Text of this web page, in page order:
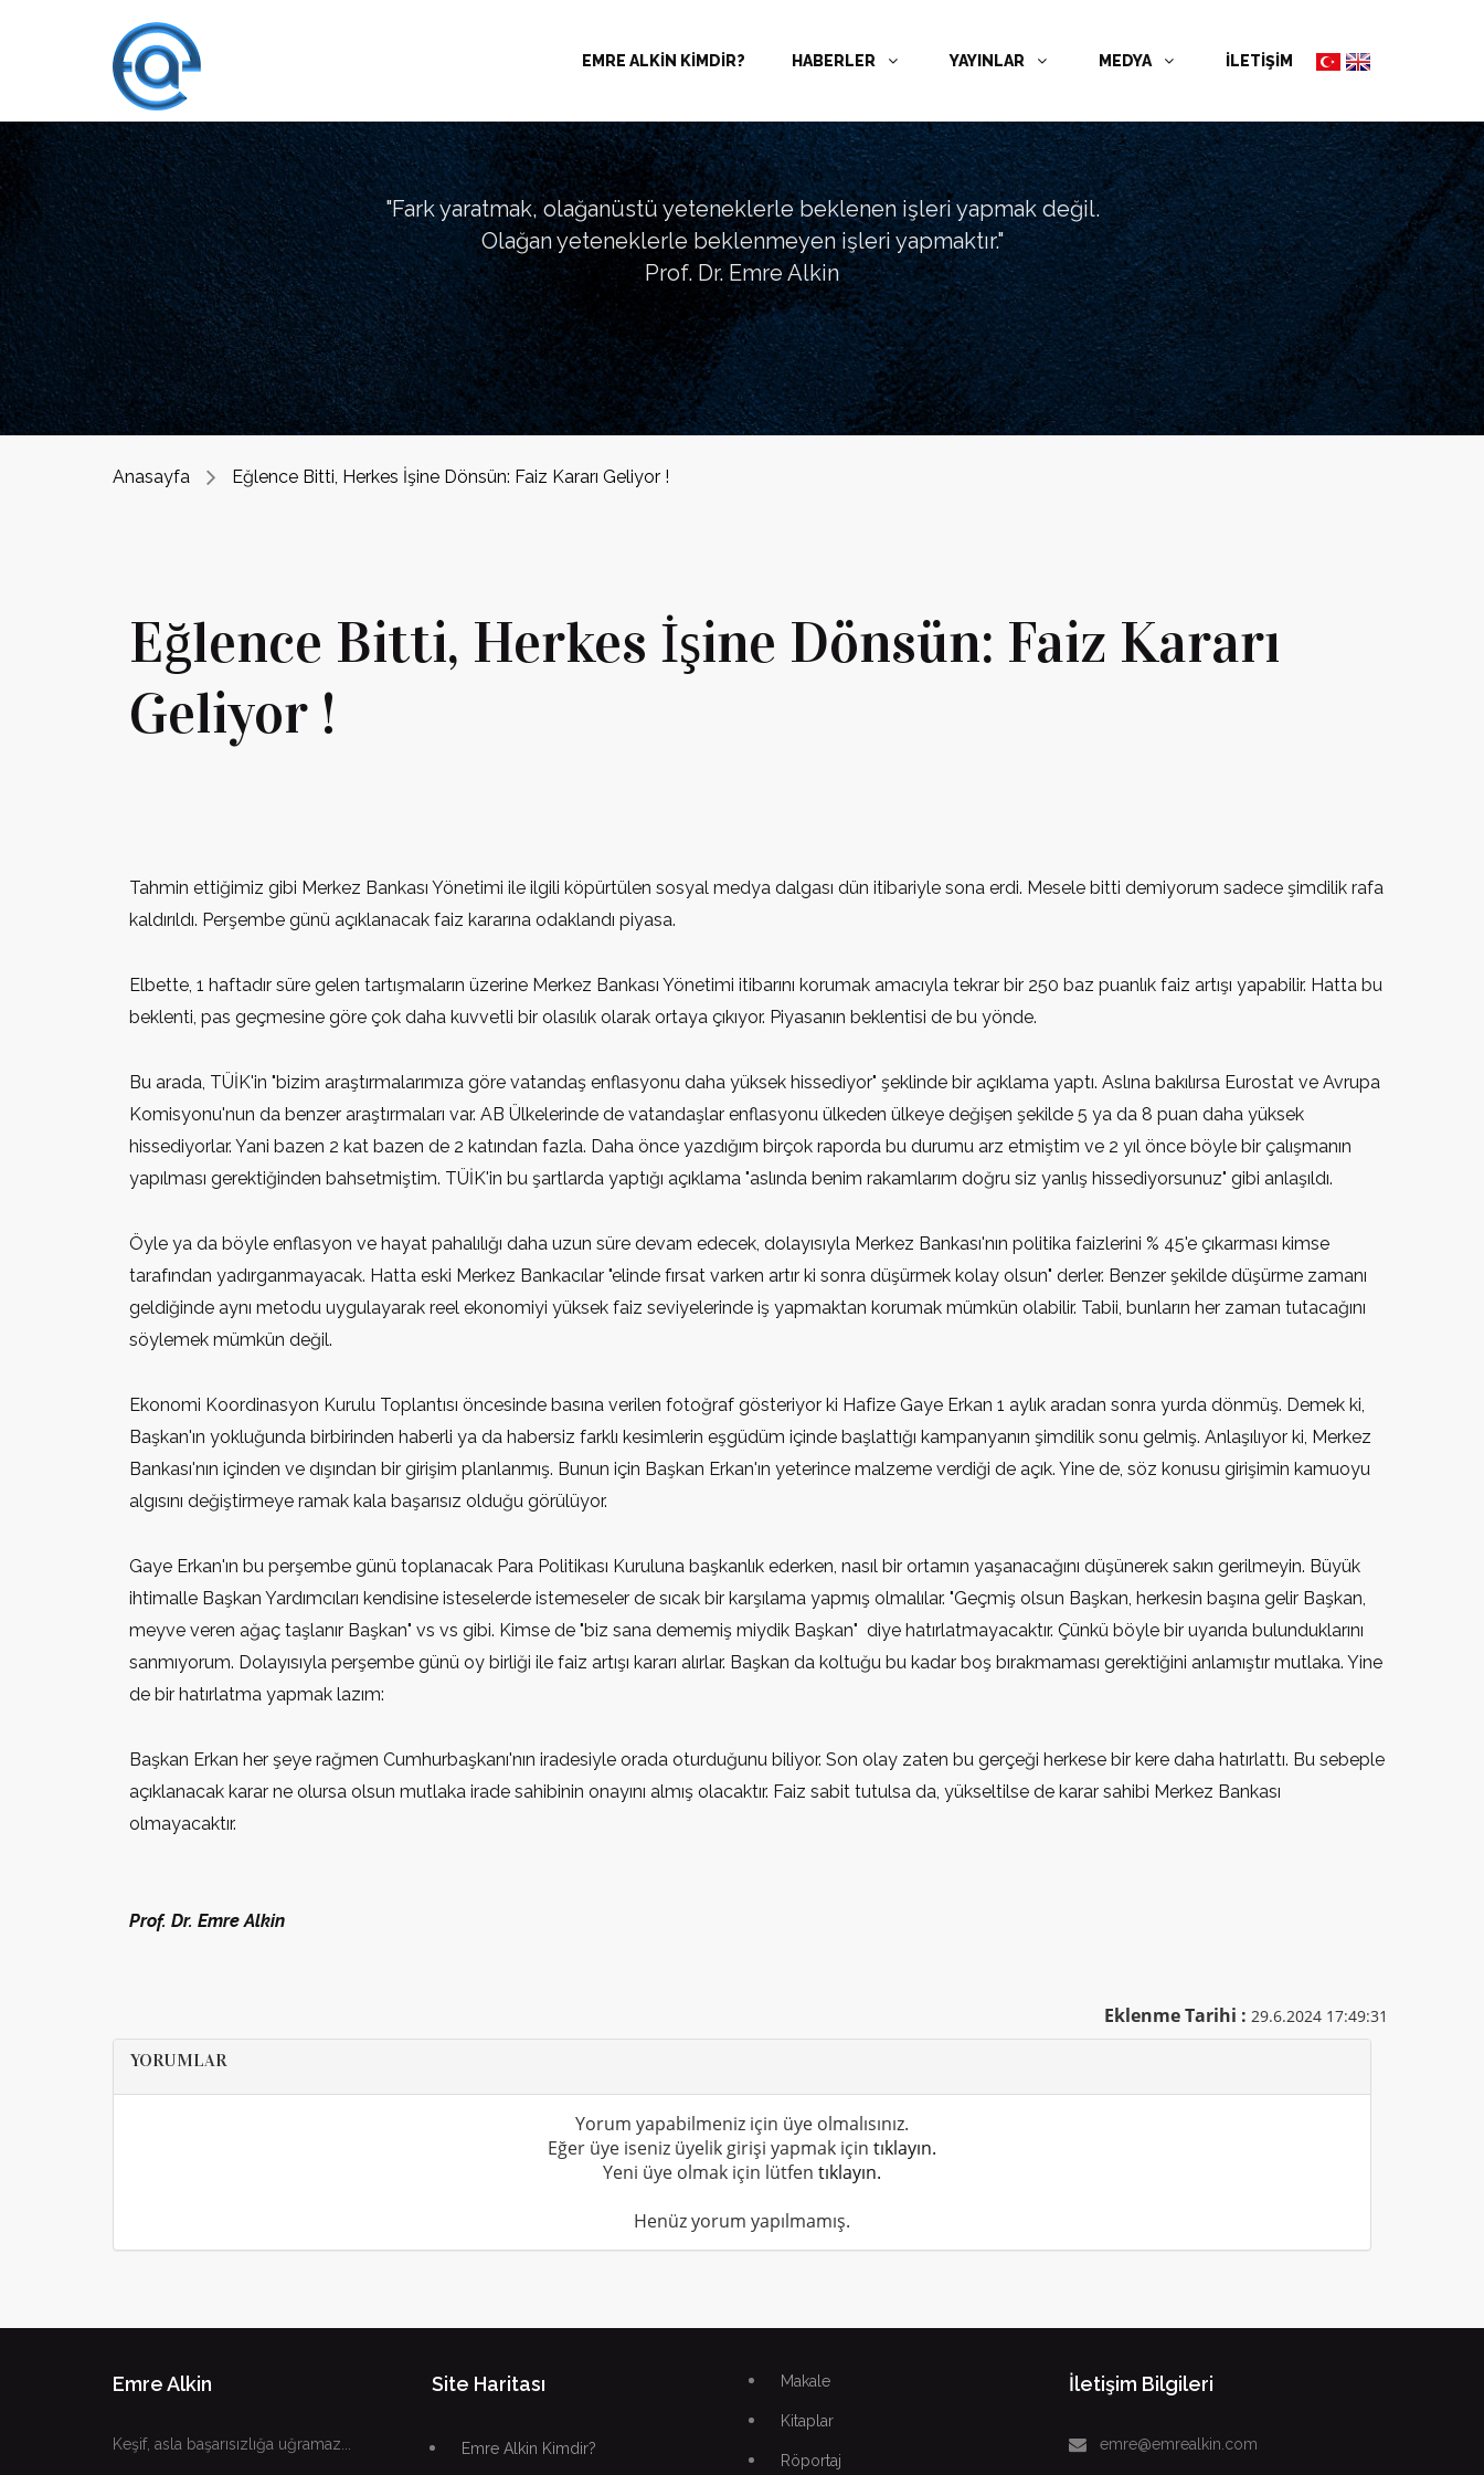
EMRE ALKİN KİMDİR? HABERLER YAYINLAR MEDYA İLETİŞİM
"Fark yaratmak, olağanüstü yeteneklerle beklenen işleri yapmak değil.
Olağan yeteneklerle beklenmeyen işleri yapmaktır."
Prof. Dr. Emre Alkin
Anasayfa Eğlence Bitti, Herkes İşine Dönsün: Faiz Kararı Geliyor !
Eğlence Bitti, Herkes İşine Dönsün: Faiz Kararı
Geliyor !
Tahmin ettiğimiz gibi Merkez Bankası Yönetimi ile ilgili köpürtülen sosyal medya dalgası dün itibariyle sona erdi. Mesele bitti demiyorum sadece şimdilik rafa
kaldırıldı. Perşembe günü açıklanacak faiz kararına odaklandı piyasa.
Elbette, 1 haftadır süre gelen tartışmaların üzerine Merkez Bankası Yönetimi itibarını korumak amacıyla tekrar bir 250 baz puanlık faiz artışı yapabilir. Hatta bu
beklenti, pas geçmesine göre çok daha kuvvetli bir olasılık olarak ortaya çıkıyor. Piyasanın beklentisi de bu yönde.
Bu arada, TÜİK'in "bizim araştırmalarımıza göre vatandaş enflasyonu daha yüksek hissediyor" şeklinde bir açıklama yaptı. Aslına bakılırsa Eurostat ve Avrupa
Komisyonu'nun da benzer araştırmaları var. AB Ülkelerinde de vatandaşlar enflasyonu ülkeden ülkeye değişen şekilde 5 ya da 8 puan daha yüksek
hissediyorlar. Yani bazen 2 kat bazen de 2 katından fazla. Daha önce yazdığım birçok raporda bu durumu arz etmiştim ve 2 yıl önce böyle bir çalışmanın
yapılması gerektiğinden bahsetmiştim. TÜİK'in bu şartlarda yaptığı açıklama "aslında benim rakamlarım doğru siz yanlış hissediyorsunuz" gibi anlaşıldı.
Öyle ya da böyle enflasyon ve hayat pahalılığı daha uzun süre devam edecek, dolayısıyla Merkez Bankası'nın politika faizlerini % 45'e çıkarması kimse
tarafından yadırganmayacak. Hatta eski Merkez Bankacılar "elinde fırsat varken artır ki sonra düşürmek kolay olsun" derler. Benzer şekilde düşürme zamanı
geldiğinde aynı metodu uygulayarak reel ekonomiyi yüksek faiz seviyelerinde iş yapmaktan korumak mümkün olabilir. Tabii, bunların her zaman tutacağını
söylemek mümkün değil.
Ekonomi Koordinasyon Kurulu Toplantısı öncesinde basına verilen fotoğraf gösteriyor ki Hafize Gaye Erkan 1 aylık aradan sonra yurda dönmüş. Demek ki,
Başkan'ın yokluğunda birbirinden haberli ya da habersiz farklı kesimlerin eşgüdüm içinde başlattığı kampanyanın şimdilik sonu gelmiş. Anlaşılıyor ki, Merkez
Bankası'nın içinden ve dışından bir girişim planlanmış. Bunun için Başkan Erkan'ın yeterince malzeme verdiği de açık. Yine de, söz konusu girişimin kamuoyu
algısını değiştirmeye ramak kala başarısız olduğu görülüyor.
Gaye Erkan'ın bu perşembe günü toplanacak Para Politikası Kuruluna başkanlık ederken, nasıl bir ortamın yaşanacağını düşünerek sakın gerilmeyin. Büyük
ihtimalle Başkan Yardımcıları kendisine isteselerde istemeseler de sıcak bir karşılama yapmış olmalılar. "Geçmiş olsun Başkan, herkesin başına gelir Başkan,
meyve veren ağaç taşlanır Başkan" vs vs gibi. Kimse de "biz sana dememiş miydik Başkan" diye hatırlatmayacaktır. Çünkü böyle bir uyarıda bulunduklarını
sanmıyorum. Dolayısıyla perşembe günü oy birliği ile faiz artışı kararı alırlar. Başkan da koltuğu bu kadar boş bırakmaması gerektiğini anlamıştır mutlaka. Yine
de bir hatırlatma yapmak lazım:
Başkan Erkan her şeye rağmen Cumhurbaşkanı'nın iradesiyle orada oturduğunu biliyor. Son olay zaten bu gerçeği herkese bir kere daha hatırlattı. Bu sebeple
açıklanacak karar ne olursa olsun mutlaka irade sahibinin onayını almış olacaktır. Faiz sabit tutulsa da, yükseltilse de karar sahibi Merkez Bankası
olmayacaktır.
Prof. Dr. Emre Alkin
Eklenme Tarihi : 29.6.2024 17:49:31
YORUMLAR
Yorum yapabilmeniz için üye olmalısınız.
Eğer üye iseniz üyelik girişi yapmak için tıklayın.
Yeni üye olmak için lütfen tıklayın.
Henüz yorum yapılmamış.
Emre Alkin
Keşif, asla başarısızlığa uğramaz...
Site Haritası
Emre Alkin Kimdir?
Makale
Kitaplar
Röportaj
İletişim Bilgileri
emre@emrealkin.com